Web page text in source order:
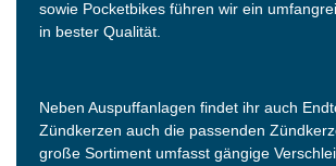
sowie Pocketbikes führen wir ein
in bester Qualität.
Neben Auspuffanlagen findet ihr auch
Zündkerzen auch die passenden
große Sortiment umfasst gängige